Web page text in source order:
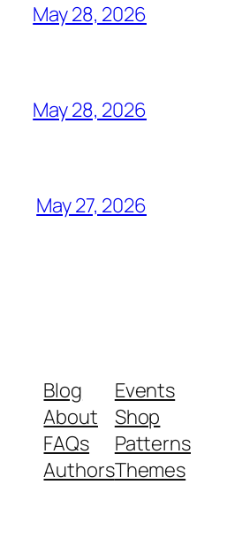
May 28, 2026
May 28, 2026
May 27, 2026
Blog
About
FAQs
Authors
Events
Shop
Patterns
Themes